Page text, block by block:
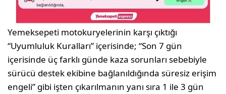
Yemeksepeti motokuryelerinin karşı çıktığı
“Uyumluluk Kuralları” içerisinde; “Son 7 gün
içerisinde üç farklı günde kaza sorunları sebebiyle
sürücü destek ekibine bağlanıldığında süresiz erişim
engeli” gibi işten çıkarılmanın yanı sıra 1 ile 3 gün